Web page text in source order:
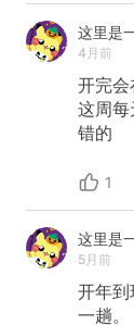
这里是
4月前
开完
这周
错的
1
这里是
5月前
开年到
一趟。